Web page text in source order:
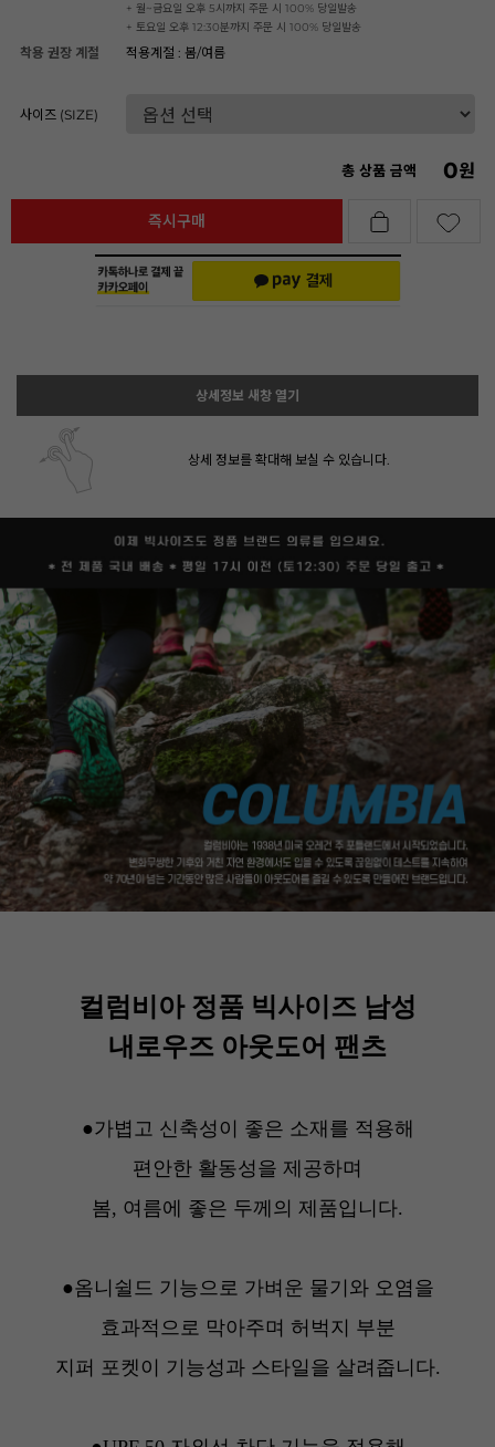
+ 월~금요일 오후 5시까지 주문 시 100% 당일발송
+ 토요일 오후 12:30분까지 주문 시 100% 당일발송
착용 권장 계절 적용계절 : 봄/여름
사이즈 (SIZE)
총 상품 금액 0원
즉시구매
상세정보 새창 열기
상세 정보를 확대해 보실 수 있습니다.
컬럼비아 정품 빅사이즈 남성
내로우즈 아웃도어 팬츠
●가볍고 신축성이 좋은 소재를 적용해
편안한 활동성을 제공하며
봄, 여름에 좋은 두께의 제품입니다.
●옴니쉴드 기능으로 가벼운 물기와 오염을
효과적으로 막아주며 허벅지 부분
지퍼 포켓이 기능성과 스타일을 살려줍니다.